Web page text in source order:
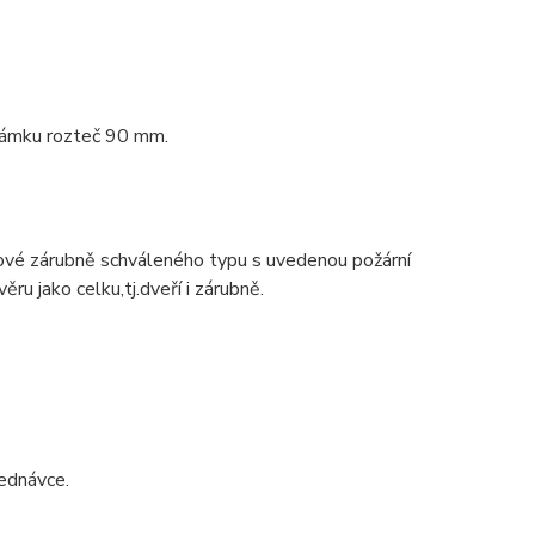
rozteč 90 mm.
zárubně schváleného typu s uvedenou požární
jako celku,tj.dveří i zárubně.